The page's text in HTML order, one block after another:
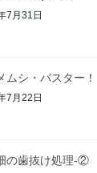
7月31日
ムシ・バスター！
7月22日
の歯抜け処理-②